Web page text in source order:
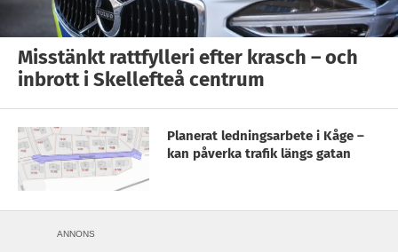
Misstänkt rattfylleri efter krasch – och
inbrott i Skellefteå centrum
Planerat ledningsarbete i Kåge –
kan påverka trafik längs gatan
ANNONS